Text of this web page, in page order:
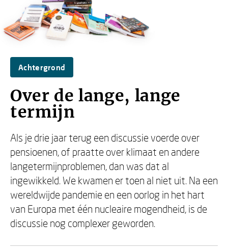
Achtergrond
Over de lange, lange
termijn
Als je drie jaar terug een discussie voerde over
pensioenen, of praatte over klimaat en andere
langetermijnproblemen, dan was dat al
ingewikkeld. We kwamen er toen al niet uit. Na een
wereldwijde pandemie en een oorlog in het hart
van Europa met één nucleaire mogendheid, is de
discussie nog complexer geworden.